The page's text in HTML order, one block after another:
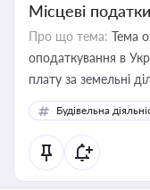
Місцеві
Про що тема: Тема
оподаткування в
Будівельна